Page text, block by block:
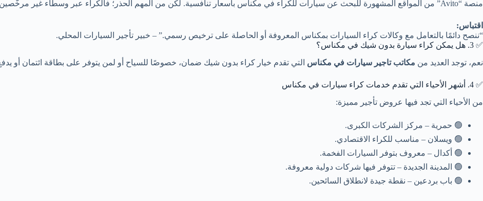
منصة “Avito” من المواقع المشهورة للبحث عن سيارات للكراء في مكناس بأسعار تنافسية. لكن من المهم الحذر؛ فالكراء عبر وسطاء غير مرخّصين قد يعرّضك لمشاكل قانونية أو خداع في الأسعار.
اقتباس:
“ننصح دائمًا بالتعامل مع وكالات كراء السيارات بمكناس المعروفة أو الحاصلة على ترخيص رسمي.” – خبير تأجير السيارات المحلي.
✅ 3. هل يمكن كراء سيارة بدون شيك في مكناس؟
نعم، توجد العديد من مكاتب تاجير سيارات في مكناس التي تقدم خيار كراء بدون شيك ضمان، خصوصًا للسياح أو لمن يتوفر على بطاقة ائتمان أو
✅ 4. أشهر الأحياء التي تقدم خدمات كراء سيارات في مكناس
من الأحياء التي تجد فيها عروض تأجير مميزة:
🟢 حمرية – مركز الشركات الكبرى.
🟢 ويسلان – مناسب للكراء الاقتصادي.
🟢 أكدال – معروف بتوفر السيارات الفخمة.
🟢 المدينة الجديدة – تتوفر فيها شركات دولية معروفة.
🟢 باب بردعين – نقطة جيدة لانطلاق السائحين.